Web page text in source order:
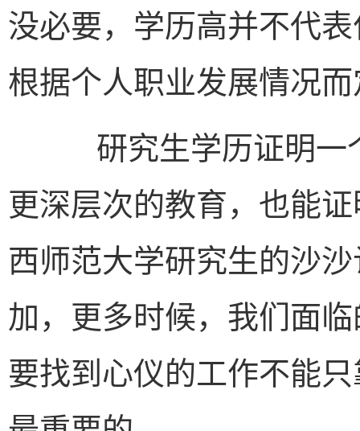
没必要，学历高并不代
根据个人职业发展情况
研究生学历证明一
更深层次的教育，也能
西师范大学研究生的沙
加，更多时候，我们面
要找到心仪的工作不能